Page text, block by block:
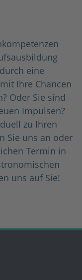
eine
Ihre Chancen
Oder Sie sind
Impulsen?
zu Ihren
Sie uns an oder
Termin in
uns auf Sie!